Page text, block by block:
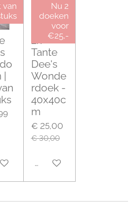
van
|
Nu 2
doeken
voor
€25,-
Tante
Dee's
Wonde
rdoek -
40x40c
m
€ 25,00
€ 30,00
In winkelwagen